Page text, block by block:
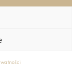
§ 1
zastrzeżone.